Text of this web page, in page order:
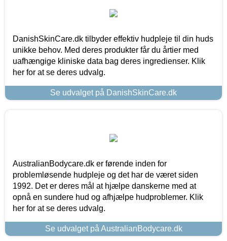
DanishSkinCare.dk tilbyder effektiv hudpleje til din huds
unikke behov. Med deres produkter får du årtier med
uafhængige kliniske data bag deres ingredienser. Klik
her for at se deres udvalg.
Se udvalget på DanishSkinCare.dk
AustralianBodycare.dk er førende inden for
problemløsende hudpleje og det har de været siden
1992. Det er deres mål at hjælpe danskerne med at
opnå en sundere hud og afhjælpe hudproblemer. Klik
her for at se deres udvalg.
Se udvalget på AustralianBodycare.dk